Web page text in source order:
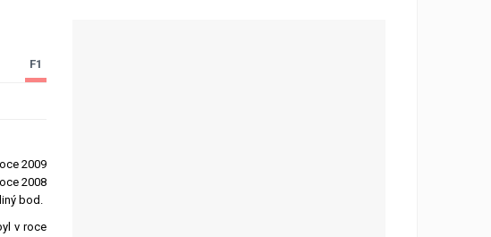
F1
2009
2008
bod.
v roce